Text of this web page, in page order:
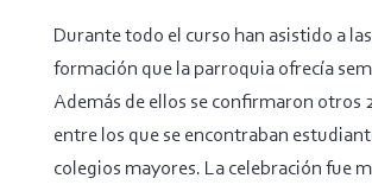
Durante todo el curso han asistido a
formación que la parroquia ofrecía
Además de ellos se confirmaron otros
entre los que se encontraban
colegios mayores. La celebración fue